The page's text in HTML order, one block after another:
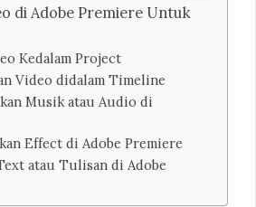
di Adobe Premiere Untuk
Kedalam Project
Video didalam Timeline
Musik atau Audio di
Effect di Adobe Premiere
atau Tulisan di Adobe